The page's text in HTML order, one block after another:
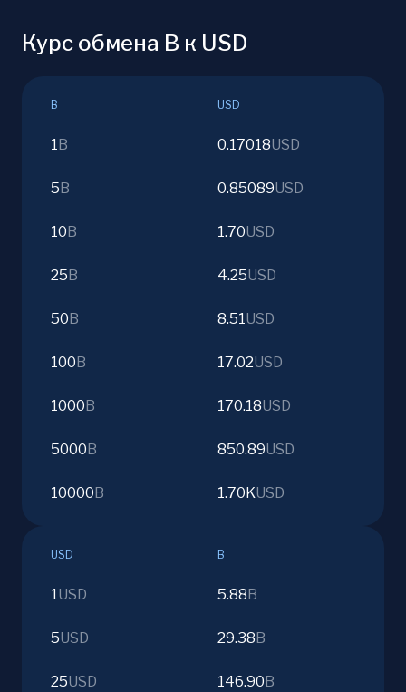
Курс обмена B к USD
B USD
1 B 0.17018USD
5 B 0.85089USD
10 B 1.70USD
25 B 4.25USD
50 B 8.51USD
100 B 17.02USD
1000 B 170.18USD
5000 B 850.89USD
10000 B 1.70KUSD
USD B
1USD 5.88 B
5USD 29.38 B
25USD 146.90 B